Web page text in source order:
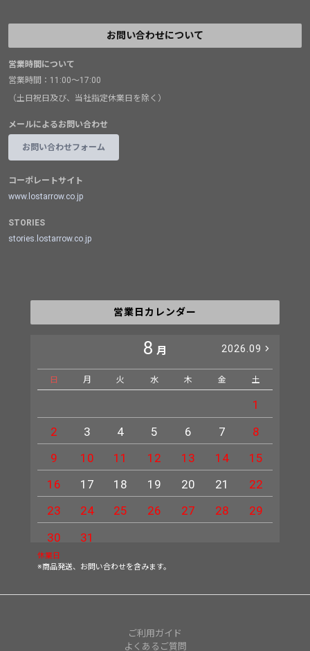
お問い合わせについて
営業時間について
営業時間：11:00～17:00
（土日祝日及び、当社指定休業日を除く）
メールによるお問い合わせ
お問い合わせフォーム
コーポレートサイト
www.lostarrow.co.jp
STORIES
stories.lostarrow.co.jp
営業日カレンダー
8 月 2026.09
日 月 火 水 木 金 土
1
2
3 4 5 6 7
8
9
10 11 12 13 14
15
16
17 18 19 20 21
22
23
24 25 26 27 28
29
30
31
休業日
※商品発送、お問い合わせを含みます。
ご利用ガイド
よくあるご質問